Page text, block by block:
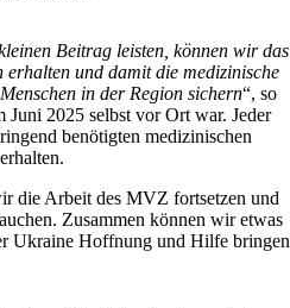
Beitrag leisten, können wir das
und damit die medizinische
in der Region sichern“, so
2025 selbst vor Ort war. Jeder
benötigten medizinischen
die Arbeit des MVZ fortsetzen und
Zusammen können wir etwas
Ukraine Hoffnung und Hilfe